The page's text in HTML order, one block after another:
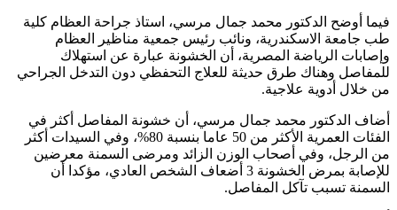
فيما أوضح الدكتور محمد جمال مرسي، استاذ جراحة العظام كلية
طب جامعة الاسكندرية، ونائب رئيس جمعية مناظير العظام
وإصابات الرياضة المصرية، أن الخشونة عبارة عن استهلاك
للمفاصل وهناك طرق حديثة للعلاج التحفظي دون التدخل الجراحي
من خلال أدوية علاجية.
أضاف الدكتور محمد جمال مرسي، أن خشونة المفاصل أكثر في
الفئات العمرية الأكثر من 50 عاما بنسبة 80%، وفي السيدات أكثر
من الرجل، وفي أصحاب الوزن الزائد ومرضى السمنة معرضين
للإصابة بمرض الخشونة 3 أضعاف الشخص العادي، مؤكدا أن
السمنة تسبب تآكل المفاصل.